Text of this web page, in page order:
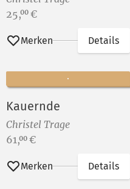
Preis:
25,00 €
Merken Details
Kauernde
Christel Trage
Preis:
61,00 €
Merken Details